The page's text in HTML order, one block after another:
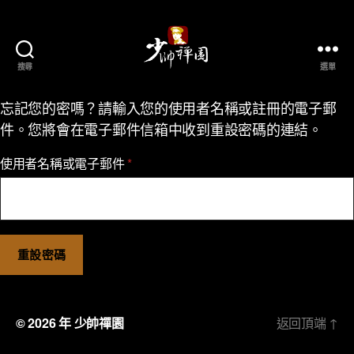
搜尋 選單
忘記您的密嗎？請輸入您的使用者名稱或註冊的電子郵
件。您將會在電子郵件信箱中收到重設密碼的連結。
使用者名稱或電子郵件*
重設密碼
© 2026 年少帥禪園 返回頂端 ↑